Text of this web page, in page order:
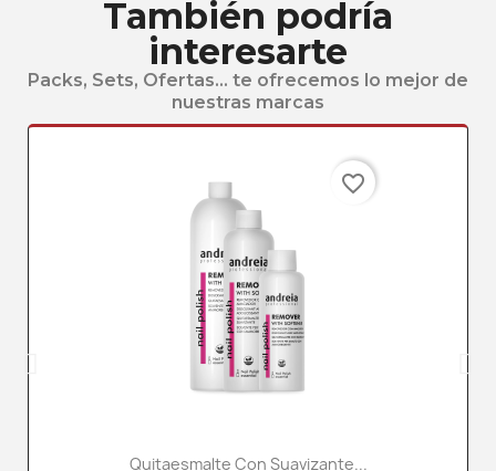
También podría
interesarte
Packs, Sets, Ofertas... te ofrecemos lo mejor de
nuestras marcas
Quitaesmalte Con Suavizante...
favorite_border